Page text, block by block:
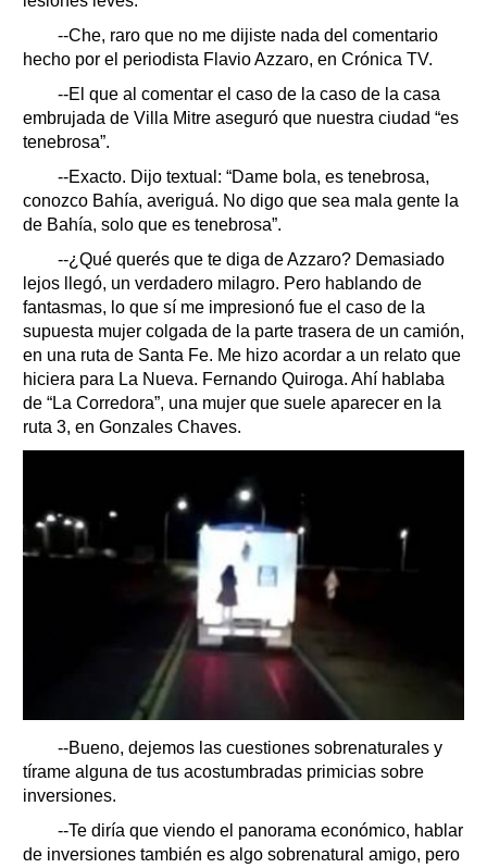
--Che, raro que no me dijiste nada del comentario
hecho por el periodista Flavio Azzaro, en Crónica TV.
--El que al comentar el caso de la caso de la casa
embrujada de Villa Mitre aseguró que nuestra ciudad “es
tenebrosa”.
--Exacto. Dijo textual: “Dame bola, es tenebrosa,
conozco Bahía, averiguá. No digo que sea mala gente la
de Bahía, solo que es tenebrosa”.
--¿Qué querés que te diga de Azzaro? Demasiado
lejos llegó, un verdadero milagro. Pero hablando de
fantasmas, lo que sí me impresionó fue el caso de la
supuesta mujer colgada de la parte trasera de un camión,
en una ruta de Santa Fe. Me hizo acordar a un relato que
hiciera para La Nueva. Fernando Quiroga. Ahí hablaba
de “La Corredora”, una mujer que suele aparecer en la
ruta 3, en Gonzales Chaves.
--Bueno, dejemos las cuestiones sobrenaturales y
tírame alguna de tus acostumbradas primicias sobre
inversiones.
--Te diría que viendo el panorama económico, hablar
de inversiones también es algo sobrenatural amigo, pero